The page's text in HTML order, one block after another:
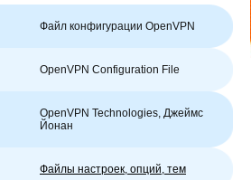
Файл конфигурации OpenVPN
OpenVPN Configuration File
OpenVPN Technologies, Джеймс
Йонан
Файлы настроек, опций, тем